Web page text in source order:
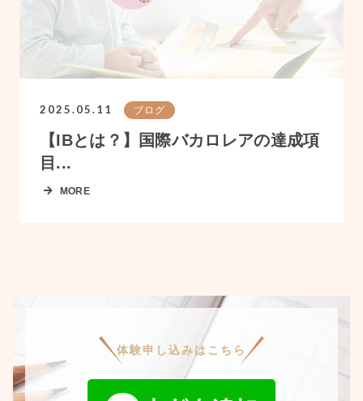
2025.05.11 ブログ
【IBとは？】国際バカロレアの達成項
目...
MORE
体験申し込みはこちら